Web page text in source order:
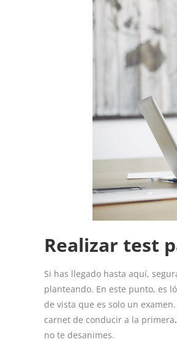
Realizar test
Si has llegado hasta aquí,
planteando. En este punto, es
de vista que es solo un
carnet de conducir a la primera.
no te desanimes.